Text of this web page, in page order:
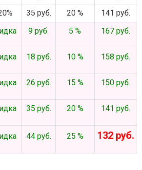
35 руб. 20 %
141 руб.
9 руб. 5 % 167 руб.
18 руб. 10 % 158 руб.
26 руб. 15 % 150 руб.
35 руб. 20 % 141 руб.
44 руб. 25 % 132 руб.